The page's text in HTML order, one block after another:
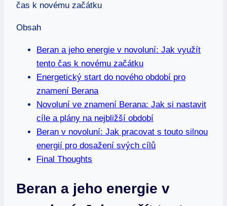
Obsah
Beran a jeho energie v novoluní: Jak ​využít
tento čas k novému⁣ začátku
Energetický start do nového ​období pro
znamení Berana
Novoluní⁣ ve znamení Berana: Jak si nastavit
cíle a plány ⁤na ‌nejbližší období
Beran v novoluní: Jak pracovat s ‍touto silnou
energií pro dosažení svých cílů
Final Thoughts
Beran a jeho energie v